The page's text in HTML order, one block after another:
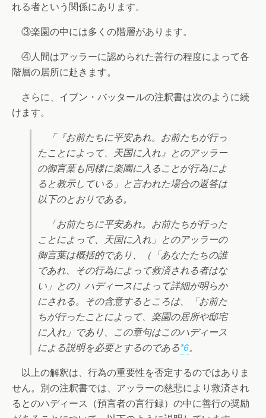
れる者という関係にあります。
③楽園の中には多くの階層があります。
④人間はアッラーに認められた善行の程度によって各
階層の居所に赴きます。
さらに、イブン・バッタールの注釈書は次のように続
けます。
「『お前たちに平安あれ。お前たちが行っ
たことによって、天国に入れ』とのアッラー
の御言葉も同様に楽園に入ることが行為によ
ると教示している」と言われた場合の返答は
以下のとおりである。
「お前たちに平安あれ。お前たちが行った
ことによって、天国に入れ」とのアッラーの
御言葉は概括的であり、（「あなたたちの誰
であれ、その行為によって救済される者はな
い」との）ハディースによって詳細が明らか
にされる。その含意するところは、「お前た
ちが行ったことによって、楽園の居所や邸宅
に入れ」であり、この章句はこのハディース
による説明を必要とするのである*6。
以上の解釈は、行為の重要性を否定するのではありま
せん。別の注釈書では、アッラーの慈悲により救済され
るとのハディース（預言者の言行録）の中に善行の奨励